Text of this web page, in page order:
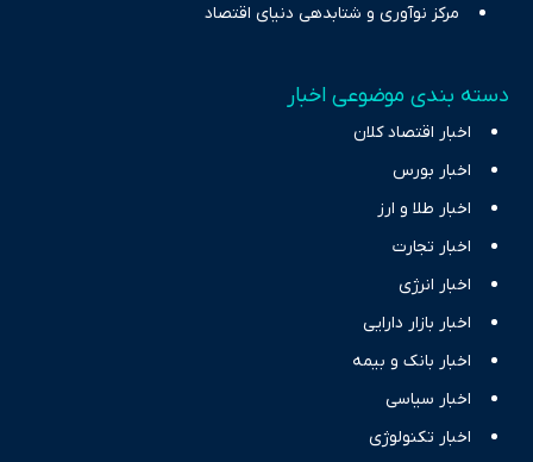
مرکز نوآوری و شتابدهی دنیای اقتصاد
دسته بندی موضوعی اخبار
اخبار اقتصاد کلان
اخبار بورس
اخبار طلا و ارز
اخبار تجارت
اخبار انرژی
اخبار بازار دارایی
اخبار بانک و بیمه
اخبار سیاسی
اخبار تکنولوژی